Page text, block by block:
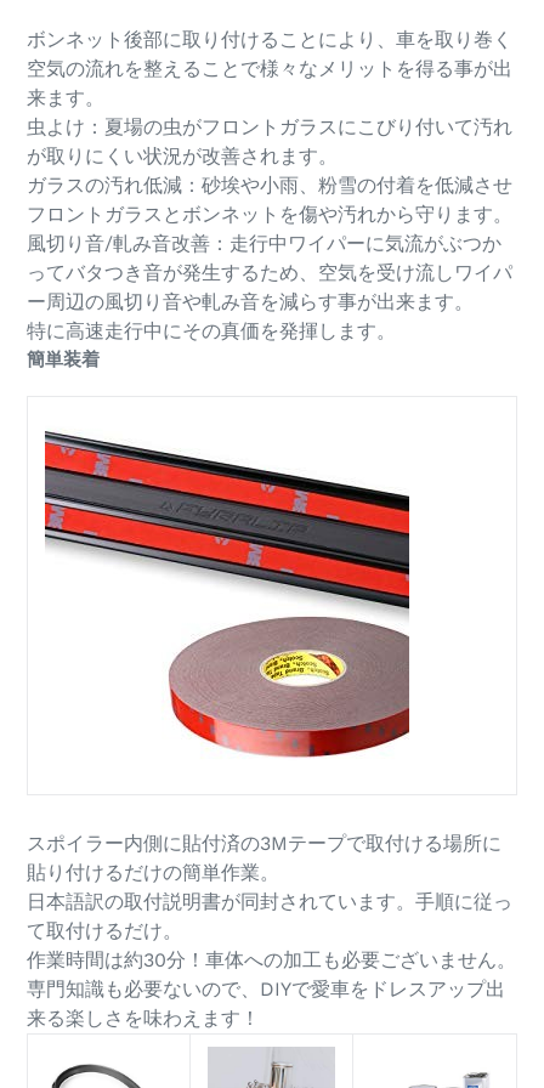
ボンネット後部に取り付けることにより、車を取り巻く
空気の流れを整えることで様々なメリットを得る事が出
来ます。
虫よけ：夏場の虫がフロントガラスにこびり付いて汚れ
が取りにくい状況が改善されます。
ガラスの汚れ低減：砂埃や小雨、粉雪の付着を低減させ
フロントガラスとボンネットを傷や汚れから守ります。
風切り音/軋み音改善：走行中ワイパーに気流がぶつか
ってバタつき音が発生するため、空気を受け流しワイパ
ー周辺の風切り音や軋み音を減らす事が出来ます。
特に高速走行中にその真価を発揮します。
簡単装着
スポイラー内側に貼付済の3Mテープで取付ける場所に
貼り付けるだけの簡単作業。
日本語訳の取付説明書が同封されています。手順に従っ
て取付けるだけ。
作業時間は約30分！車体への加工も必要ございません。
専門知識も必要ないので、DIYで愛車をドレスアップ出
来る楽しさを味わえます！